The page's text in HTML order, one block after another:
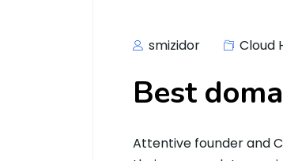
smizidor Cloud
Best
Attentive founder and